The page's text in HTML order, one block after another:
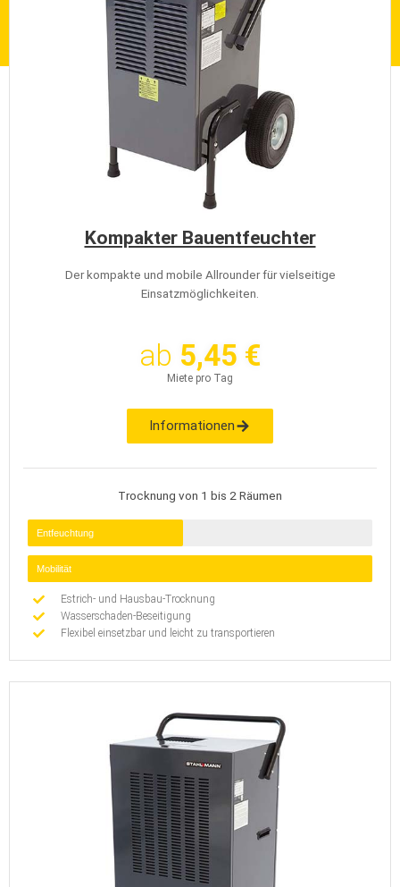
Kompakter Bauentfeuchter
Der kompakte und mobile Allrounder für vielseitige
Einsatzmöglichkeiten.
ab 5,45 €
Miete pro Tag
Informationen
Trocknung von 1 bis 2 Räumen
Entfeuchtung
Mobilität
Estrich- und Hausbau-Trocknung
Wasserschaden-Beseitigung
Flexibel einsetzbar und leicht zu transportieren